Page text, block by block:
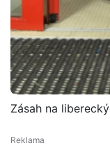
Zásah na